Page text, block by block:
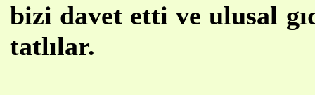
bizi davet etti ve ulusal
tatlılar.